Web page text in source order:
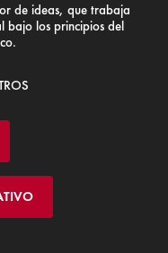
de ideas, que trabaja
bajo los principios del